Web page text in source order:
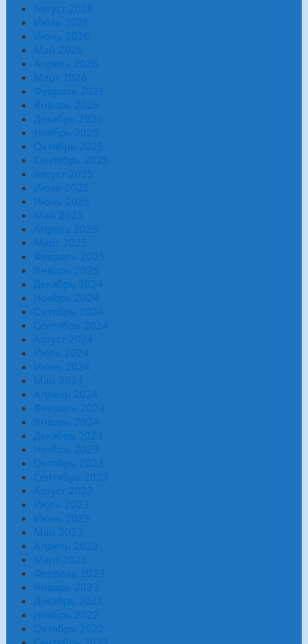
Август 2026
Июль 2026
Июнь 2026
Май 2026
Апрель 2026
Март 2026
Февраль 2026
Январь 2026
Декабрь 2025
Ноябрь 2025
Октябрь 2025
Сентябрь 2025
Август 2025
Июль 2025
Июнь 2025
Май 2025
Апрель 2025
Март 2025
Февраль 2025
Январь 2025
Декабрь 2024
Ноябрь 2024
Октябрь 2024
Сентябрь 2024
Август 2024
Июль 2024
Июнь 2024
Май 2024
Апрель 2024
Февраль 2024
Январь 2024
Декабрь 2023
Ноябрь 2023
Октябрь 2023
Сентябрь 2023
Август 2023
Июль 2023
Июнь 2023
Май 2023
Апрель 2023
Март 2023
Февраль 2023
Январь 2023
Декабрь 2022
Ноябрь 2022
Октябрь 2022